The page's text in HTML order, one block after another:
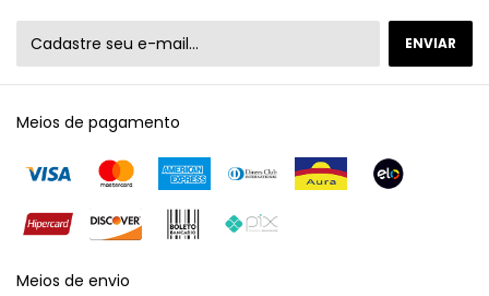
Meios de pagamento
Meios de envio